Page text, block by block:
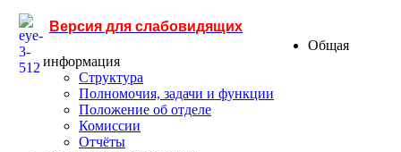
Версия для слабовидящих
Общая
информация
Структура
Полномочия, задачи и функции
Положение об отделе
Комиссии
Отчёты